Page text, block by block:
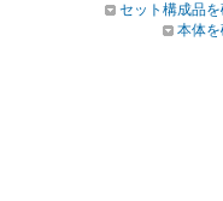
セット構成品
本体